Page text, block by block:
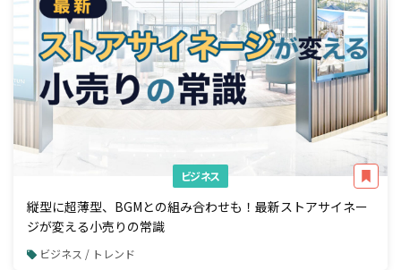
ビジネス
縦型に超薄型、BGMとの組み合わせも！最新ストアサイネー
ジが変える小売りの常識
ビジネス / トレンド